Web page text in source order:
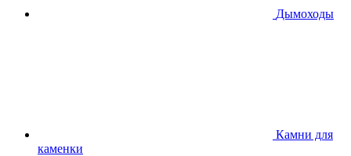
Дымоходы
Камни для
каменки